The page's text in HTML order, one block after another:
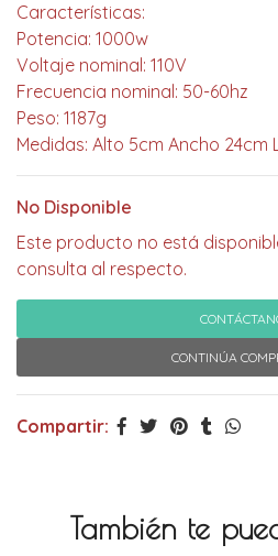
Características:
Potencia: 1000w
Voltaje nominal: 110V
Frecuencia nominal: 50-60hz
Peso: 1187g
Medidas: Alto 5cm Ancho 24cm
No Disponible
Este producto no está
consulta al respecto.
CONTINÚA
Compartir:
También te